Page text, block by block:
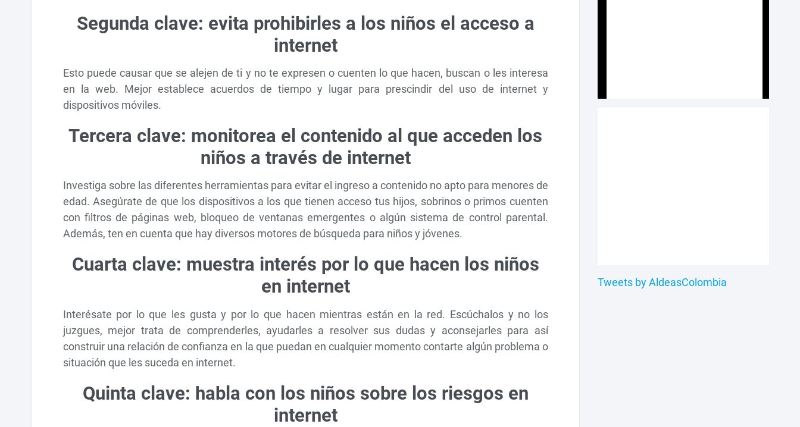
Segunda clave: evita prohibirles a los niños el acceso a
internet
Esto puede causar que se alejen de ti y no te expresen o cuenten lo que hacen, buscan o les interesa
en la web. Mejor establece acuerdos de tiempo y lugar para prescindir del uso de internet y
dispositivos móviles.
Tercera clave: monitorea el contenido al que acceden los
niños a través de internet
Investiga sobre las diferentes herramientas para evitar el ingreso a contenido no apto para menores de
edad. Asegúrate de que los dispositivos a los que tienen acceso tus hijos, sobrinos o primos cuenten
con filtros de páginas web, bloqueo de ventanas emergentes o algún sistema de control parental.
Además, ten en cuenta que hay diversos motores de búsqueda para niños y jóvenes.
Cuarta clave: muestra interés por lo que hacen los niños
en internet
Interésate por lo que les gusta y por lo que hacen mientras están en la red. Escúchalos y no los
juzgues, mejor trata de comprenderles, ayudarles a resolver sus dudas y aconsejarles para así
construir una relación de confianza en la que puedan en cualquier momento contarte algún problema o
situación que les suceda en internet.
Quinta clave: habla con los niños sobre los riesgos en
internet
Tweets by AldeasColombia